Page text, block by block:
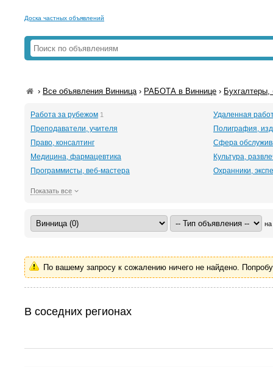
Доска частных объявлений
› Все объявления Винница› РАБОТА в Виннице ›
Работа за рубежом 1
Удаленная
Преподаватели, учителя
Полиграфия,
Право, консалтинг
Сфера
Медицина, фармацевтика
Культура,
Программисты, веб-мастера
Охранники,
Показать все
на
По вашему запросу к сожалению ничего не найдено.
В соседних регионах